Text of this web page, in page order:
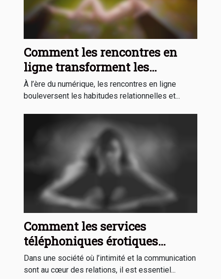
Comment les rencontres en
ligne transforment les
interactions locales ?
À l’ère du numérique, les rencontres en ligne
bouleversent les habitudes relationnelles et...
Comment les services
téléphoniques érotiques
peuvent-ils enrichir votre vie
intime ?
Dans une société où l’intimité et la communication
sont au cœur des relations, il est essentiel...